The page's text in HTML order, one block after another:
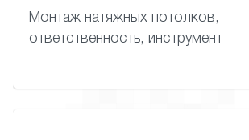
Монтаж натяжных потолков,
ответственность, инструмент